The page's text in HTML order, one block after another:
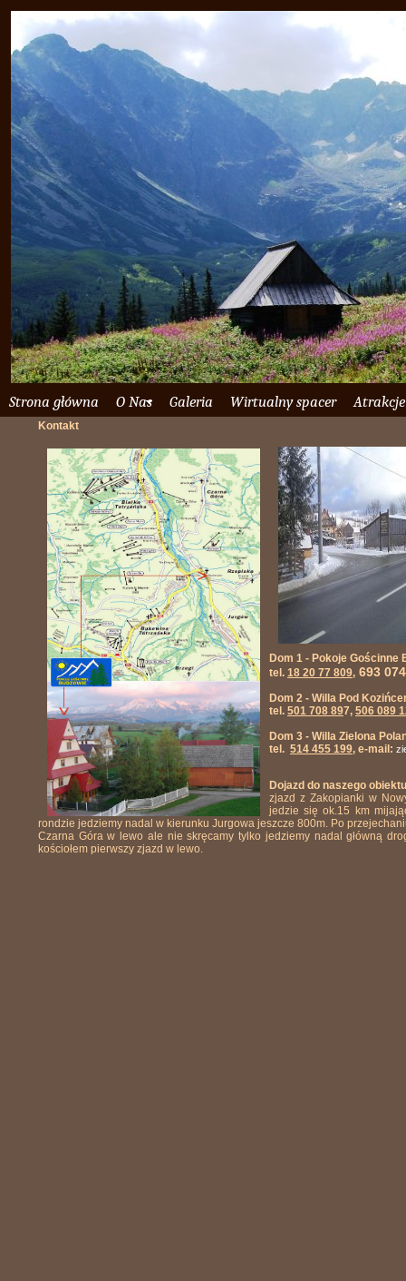
Strona główna O Nas Galeria Wirtualny spacer Atrakcje
Kontakt
Dom 1 - Pokoje Gościnne
tel. 18 20 77 809, 693
Dom 2 - Willa Pod
tel. 501 708 897, 506 089
Dom 3 - Willa Zielona
tel. 514 455 199, e-mail:
Dojazd do naszego
zjazd z Zakopianki w
jedzie się ok.15 km
rondzie jedziemy nadal w kierunku Jurgowa jeszcze 800m. Po
Czarna Góra w lewo ale nie skręcamy tylko jedziemy nadal główną
kościołem pierwszy zjazd w lewo.